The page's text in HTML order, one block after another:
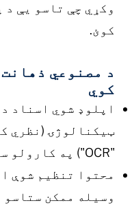
وکړي چې تاسو یې د
کوئ.
د مصنوعي
کوي
اپلوډ شوي اسناد
ټیکنالوژۍ (نظري
"OCR") په کارولو سره سکین کیدی شي.
محتوا تنظیم شوې
وسیله ممکن